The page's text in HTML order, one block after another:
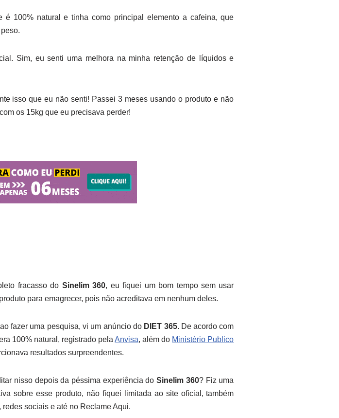
100% natural e tinha como principal elemento a cafeina, que
Sim, eu senti uma melhora na minha retenção de líquidos e
isso que eu não senti! Passei 3 meses usando o produto e não
os 15kg que eu precisava perder!
fracasso do Sinelim 360, eu fiquei um bom tempo sem usar
para emagrecer, pois não acreditava em nenhum deles.
fazer uma pesquisa, vi um anúncio do DIET 365. De acordo com
100% natural, registrado pelaAnvisa, além do Ministério Publico
resultados surpreendentes.
nisso depois da péssima experiência doSinelim 360? Fiz uma
sobre esse produto, não fiquei limitada ao site oficial, também
redes sociais e até no Reclame Aqui.